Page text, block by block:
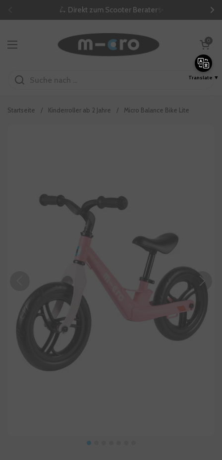
Zum Inhalt springen🛴 Direkt zum Scooter Berater✨
Menü öffnen
Warenkorb
0
Startseite / Kinderroller ab 2 Jahre / Micro Balance Bike Lite
Translate ▼